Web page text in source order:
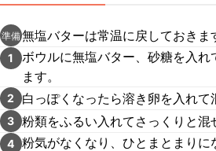
準備無塩バターは常温に戻しておきま
1
ボウルに無塩バター、砂糖を入
ます。
2 白っぽくなったら溶き卵を入れて
3 粉類をふるい入れてさっくりと混
4 粉気がなくなり、ひとまとまりに